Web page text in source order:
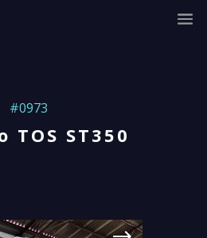
#0973
TOS ST350